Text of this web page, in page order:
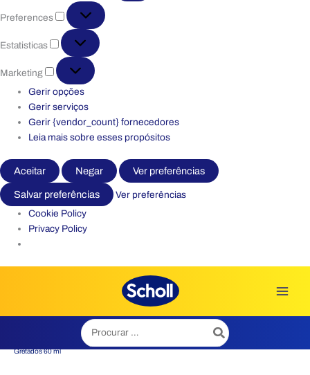
Preferences
Preferences
Estatisticas
Estatisticas
Marketing
Marketing
Gerir opções
Gerir serviços
Gerir {vendor_count} fornecedores
Leia mais sobre esses propósitos
Aceitar Negar Ver preferências
Salvar preferências
Ver preferências
Cookie Policy
Privacy Policy
Search
for:
Todos os cuidados com a pele /Cremes para os pés
/ Scholl Creme Calcanhares
Gretados 60 ml